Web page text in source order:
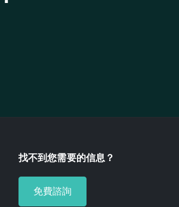
找不到您需要的信息？
免費諮詢